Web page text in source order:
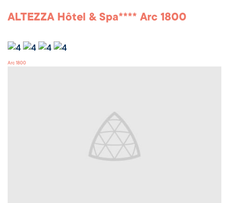
ALTEZZA Hôtel & Spa**** Arc 1800
Arc 1800